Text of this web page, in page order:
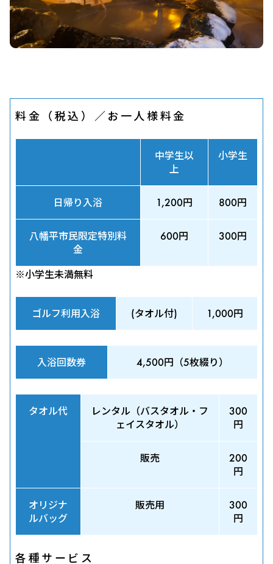
料金（税込）／お一人様料金
中学生以
上
小学生
日帰り入浴 1,200円 800円
八幡平市民限定特別料
金
600円 300円
※小学生未満無料
ゴルフ利用入浴 (タオル付) 1,000円
入浴回数券 4,500円（5枚綴り）
タオル代
レンタル（バスタオル・フ
ェイスタオル）
300
円
販売
200
円
オリジナ
ルバッグ
販売用
300
円
各種サービス